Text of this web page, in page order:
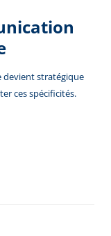
devient stratégique
ces spécificités.